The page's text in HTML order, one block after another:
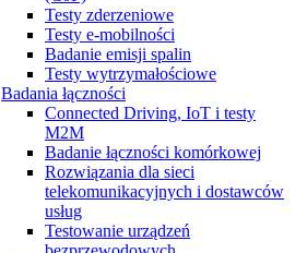
Testy zderzeniowe
Testy e-mobilności
Badanie emisji spalin
Testy wytrzymałościowe
Badania łączności
Connected Driving, IoT i testy
M2M
Badanie łączności komórkowej
Rozwiązania dla sieci
telekomunikacyjnych i dostawców
usług
Testowanie urządzeń